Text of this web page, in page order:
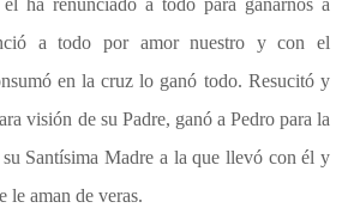
ha renunciado a todo para ganarnos a
a todo por amor nuestro y con el
en la cruz lo ganó todo. Resucitó y
visión de su Padre, ganó a Pedro para la
Santísima Madre a la que llevó con él y
le aman de veras.